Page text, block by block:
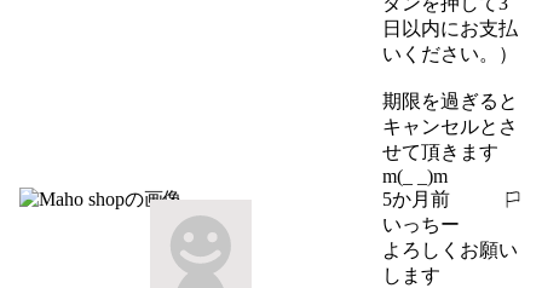
日以内にお支払
いください。）
期限を過ぎると
キャンセルとさ
せて頂きます
m(_ _)m
5か月前
報告する
いっちー
よろしくお願い
します